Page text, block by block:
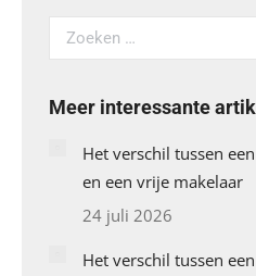
Search:
Meer interessante
Het verschil tussen
en een vrije makelaar
24 juli 2026
Het verschil tussen